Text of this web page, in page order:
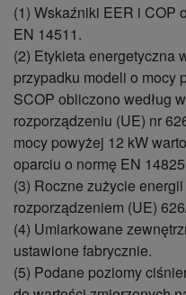
Współczynnik EER
(nominalny) (1)
Współczynnik EER
(Min) (1)
W/W
Współczynnik EER
W/W
Współczynnik
SEER/ηsc (2)
%
Moc projektowa
Pdesign
(chłodzenie)
kW
Zasilanie wejściowe
w trybie chłodzenia
(nominalne)
kW
Moc wejściowa
chłodzenia (Min)
kW
(1) Wskaźniki EER i COP
EN 14511.
(2) Etykieta energetyczna
przypadku modeli o mocy
SCOP obliczono według
rozporządzeniu (UE) nr
mocy powyżej 12 kW
oparciu o normę EN
(3) Roczne zużycie
rozporządzeniem (UE)
(4) Umiarkowane
ustawione fabrycznie.
(5) Podane poziomy